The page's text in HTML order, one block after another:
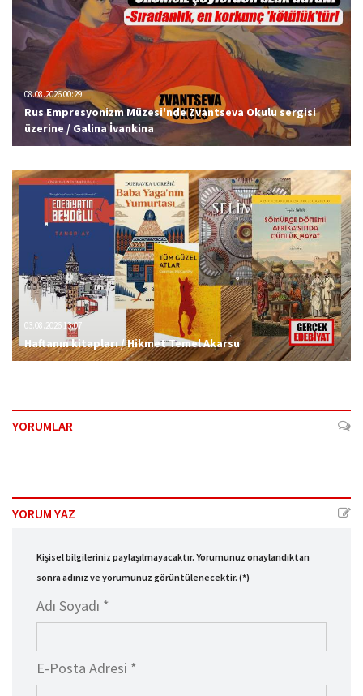
08.08.2026 00:29
Rus Empresyonizm Müzesi'nde Zvantseva Okulu sergisi
üzerine / Galina İvankina
03.08.2026 13:07
Haftanın kitapları / Hikmet Temel Akarsu
YORUMLAR
YORUM YAZ
Kişisel bilgileriniz paylaşılmayacaktır. Yorumunuz onaylandıktan
sonra adınız ve yorumunuz görüntülenecektir. (*)
Adı Soyadı *
E-Posta Adresi *